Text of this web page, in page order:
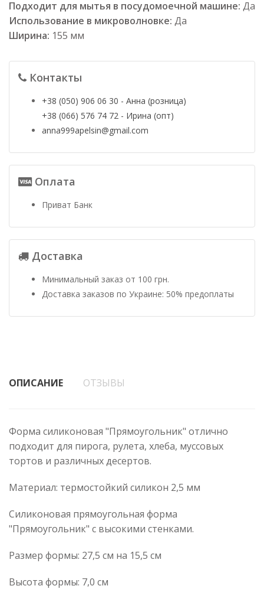
Подходит для мытья в посудомоечной машине: Да
Использование в микроволновке: Да
Ширина: 155 мм
Контакты
+38 (050) 906 06 30 - Анна (розница)
+38 (066) 576 74 72 - Ирина (опт)
anna999apelsin@gmail.com
Оплата
Приват Банк
Доставка
Минимальный заказ от 100 грн.
Доставка заказов по Украине: 50% предоплаты
ОПИСАНИЕ ОТЗЫВЫ
Форма силиконовая "Прямоугольник" отлично
подходит для пирога, рулета, хлеба, муссовых
тортов и различных десертов.
Материал: термостойкий силикон 2,5 мм
Силиконовая прямоугольная форма
"Прямоугольник" с высокими стенками.
Размер формы: 27,5 см на 15,5 см
Высота формы: 7,0 см